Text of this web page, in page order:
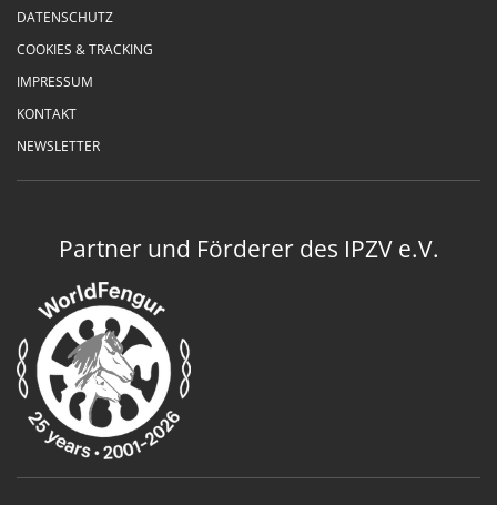
DATENSCHUTZ
COOKIES & TRACKING
IMPRESSUM
KONTAKT
NEWSLETTER
Partner und Förderer des IPZV e.V.